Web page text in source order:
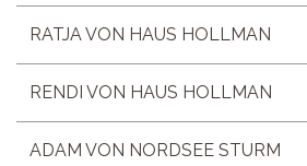
RATJA VON HAUS HOLLMAN
RENDI VON HAUS HOLLMAN
ADAM VON NORDSEE STURM